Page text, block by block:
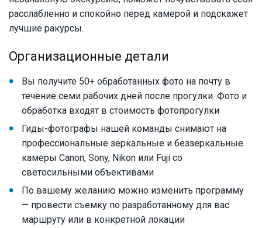
расслабленно и спокойно перед камерой и подскажет
лучшие ракурсы.
Организационные детали
Вы получите 50+ обработанных фото на почту в
течение семи рабочих дней после прогулки. Фото и
обработка входят в стоимость фотопрогулки
Гиды-фотографы нашей команды снимают на
профессиональные зеркальные и беззеркальные
камеры Canon, Sony, Nikon или Fuji со
светосильными объективами
По вашему желанию можно изменить программу
— провести съемку по разработанному для вас
маршруту или в конкретной локации